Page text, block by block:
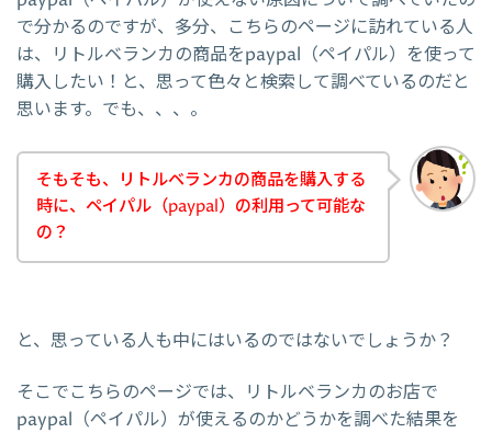
で分かるのですが、多分、こちらのページに訪れている人
は、リトルベランカの商品をpaypal（ペイパル）を使って
購入したい！と、思って色々と検索して調べているのだと
思います。でも、、、。
そもそも、リトルベランカの商品を購入する
時に、ペイパル（paypal）の利用って可能な
の？
と、思っている人も中にはいるのではないでしょうか？
そこでこちらのページでは、リトルベランカのお店で
paypal（ペイパル）が使えるのかどうかを調べた結果を